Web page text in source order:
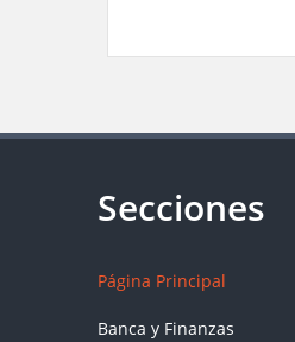
Página Principal
Banca y Finanzas